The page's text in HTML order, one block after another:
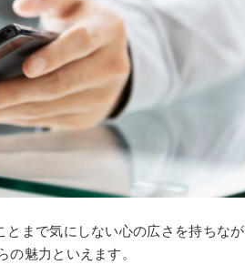
まで気にしない心の広さを持ちなが
魅力といえます。